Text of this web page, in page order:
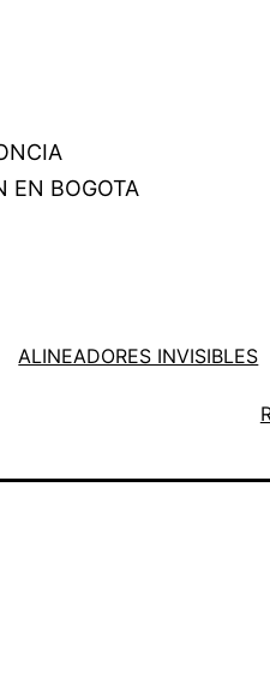
EN BOGOTA
ALINEADORES INVISIBLES